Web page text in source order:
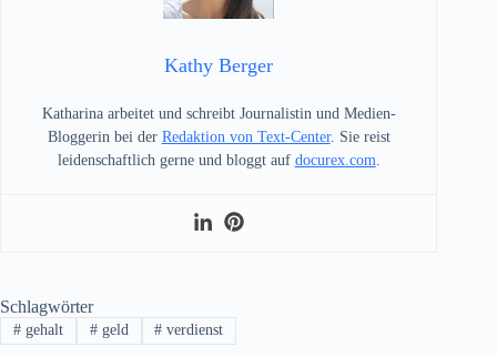
Kathy Berger
Katharina arbeitet und schreibt Journalistin und Medien-
Bloggerin bei der Redaktion von Text-Center. Sie reist
leidenschaftlich gerne und bloggt auf docurex.com.
Schlagwörter
#gehalt #geld # verdienst